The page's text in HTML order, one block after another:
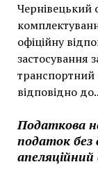
Чернівецький
офіційну
застосування
транспортний
відповідно
Податкова
податок без
апеляційний